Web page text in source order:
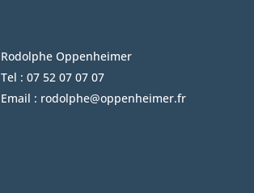
Rodolphe Oppenheimer
Tel : 07 52 07 07 07
Email : rodolphe@oppenheimer.fr